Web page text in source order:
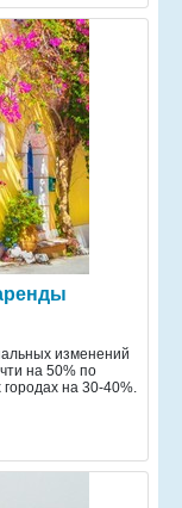
изменений
на 50% по
городах на 30-40%.